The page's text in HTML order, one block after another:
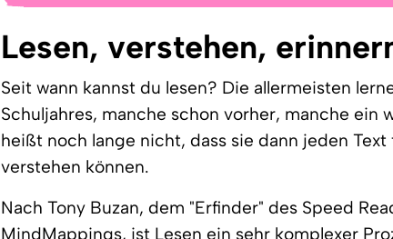
Lesen, verstehen,
Seit wann kannst du lesen? Die allermeisten
Schuljahres, manche schon vorher, manche ein
heißt noch lange nicht, dass sie dann jeden Text
verstehen können.
Nach Tony Buzan, dem "Erfinder" des Speed
MindMappings, ist Lesen ein sehr komplexer